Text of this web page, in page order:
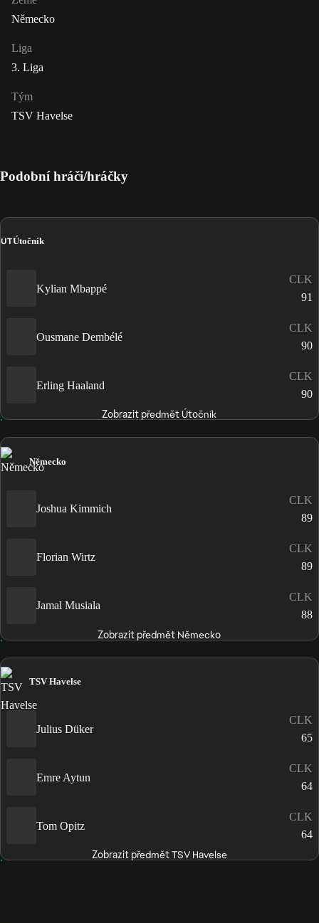
Německo
Liga
3. Liga
Tým
TSV Havelse
Podobní hráči/hráčky
ÚTÚtočník
Kylian Mbappé
CLK
91
Ousmane Dembélé
CLK
90
Erling Haaland
CLK
90
Zobrazit předmět Útočník
Německo
Joshua Kimmich
CLK
89
Florian Wirtz
CLK
89
Jamal Musiala
CLK
88
Zobrazit předmět Německo
TSV Havelse
Julius Düker
CLK
65
Emre Aytun
CLK
64
Tom Opitz
CLK
64
Zobrazit předmět TSV Havelse